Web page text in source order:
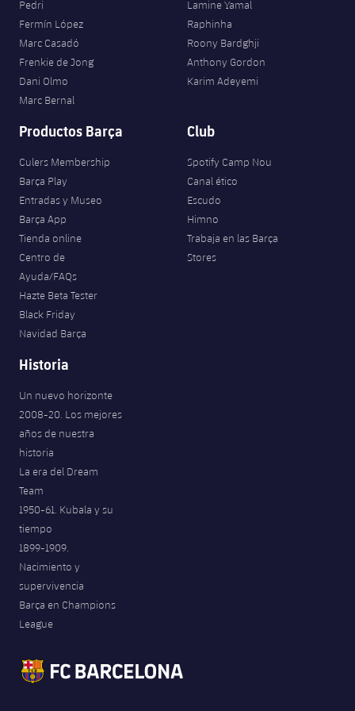
Calendario
Resultados
Clasificaciones
Noticias
Voleibol masculino
Voleibol femenino
Apúntate a las amateurs
plusicon
más
Apúntate a las amateurs
Carnet de las Secciones Amateurs
PLUSICON
MÁS
League of Legends
VALORANT Game Changers
eFootball
Pedri
Fermín López
Marc Casadó
Frenkie de Jong
Dani Olmo
Marc Bernal
Lamine Yamal
Raphinha
Roony Bardghji
Anthony Gordon
Karim Adeyemi
Productos Barça
Culers Membership
Barça Play
Entradas y Museo
Barça App
Tienda online
Centro de
Ayuda/FAQs
Hazte Beta Tester
Black Friday
Navidad Barça
Club
Spotify Camp Nou
Canal ético
Escudo
Himno
Trabaja en las Barça
Stores
Historia
Un nuevo horizonte
2008-20. Los mejores
años de nuestra
historia
La era del Dream
Team
1950-61. Kubala y su
tiempo
1899-1909.
Nacimiento y
supervivencia
Barça en Champions
League